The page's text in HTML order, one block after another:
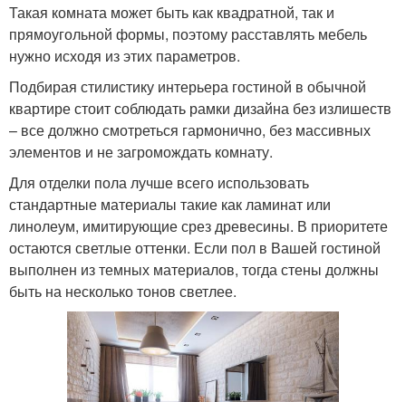
Такая комната может быть как квадратной, так и
прямоугольной формы, поэтому расставлять мебель
нужно исходя из этих параметров.
Подбирая стилистику интерьера гостиной в обычной
квартире стоит соблюдать рамки дизайна без излишеств
– все должно смотреться гармонично, без массивных
элементов и не загромождать комнату.
Для отделки пола лучше всего использовать
стандартные материалы такие как ламинат или
линолеум, имитирующие срез древесины. В приоритете
остаются светлые оттенки. Если пол в Вашей гостиной
выполнен из темных материалов, тогда стены должны
быть на несколько тонов светлее.